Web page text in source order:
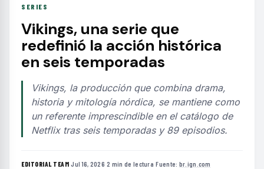
SERIES
Vikings, una serie que
redefinió la acción histórica
en seis temporadas
Vikings, la producción que combina drama,
historia y mitología nórdica, se mantiene como
un referente imprescindible en el catálogo de
Netflix tras seis temporadas y 89 episodios.
EDITORIAL TEAM·Jul 16, 2026·2 min de lectura·Fuente: br.ign.com